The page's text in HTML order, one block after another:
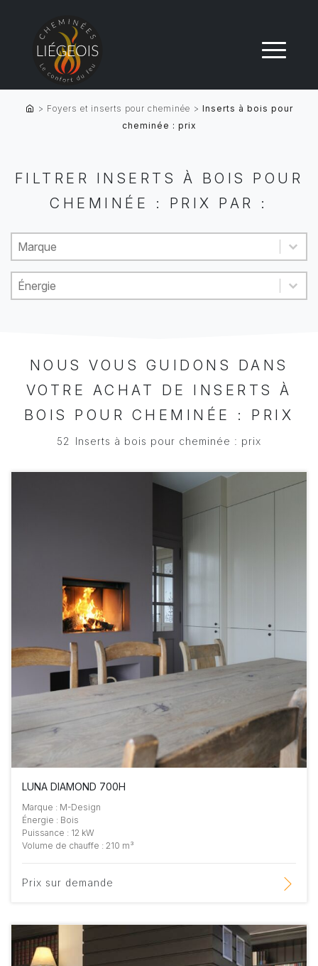
> Foyers et inserts pour cheminée > Inserts à bois pour
cheminée : prix
FILTRER INSERTS À BOIS POUR
CHEMINÉE : PRIX PAR :
Product brand
Sélectionnez le contenu
Sélectionnez le contenu
Energy
Sélectionnez le contenu
Sélectionnez le contenu
NOUS VOUS GUIDONS DANS
VOTRE ACHAT DE INSERTS À
BOIS POUR CHEMINÉE : PRIX
52 Inserts à bois pour cheminée : prix
LUNA DIAMOND 700H
Marque : M-Design
Énergie : Bois
Puissance : 12 kW
Volume de chauffe : 210 m³
Prix sur demande